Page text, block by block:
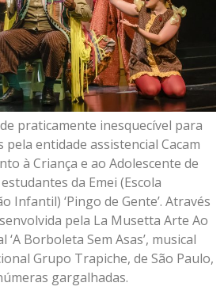
praticamente inesquecível para
pela entidade assistencial Cacam
à Criança e ao Adolescente de
da Emei (Escola
Infantil) ‘Pingo de Gente’. Através
pela La Musetta Arte Ao
Borboleta Sem Asas’, musical
Grupo Trapiche, de São Paulo,
gargalhadas.